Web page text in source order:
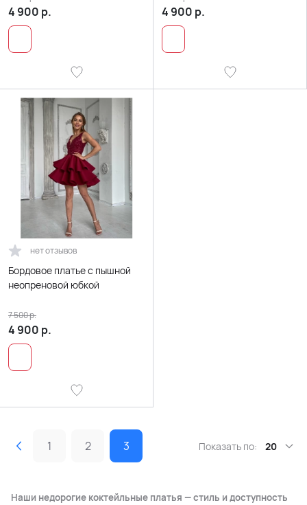
4 900 р. 4 900 р.
нет отзывов
Бордовое платье с пышной
неопреновой юбкой
4 900 р.
7 500р.
1 2 3 Показать по: 20
Наши недорогие коктейльные платья — стиль и доступность